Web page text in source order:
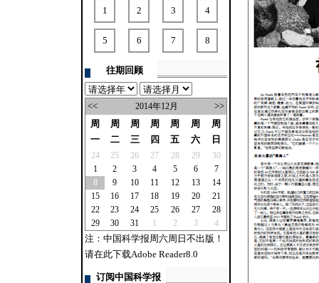
1 2 3 4
5 6 7 8
往期回顾
<< 2014年12月
>>
周
一
周
二
周
三
周
四
周
五
周
六
周
日
24 25 26 27 28 29
30
1
2 3 4 5 6
7
8
9 10 11 12 13
14
15
16 17 18 19 20
21
22
23 24 25 26 27
28
29
30 31 1 2 3 4
注：中国科学报周六周日不出版！
请在此下载Adobe Reader8.0
订阅中国科学报